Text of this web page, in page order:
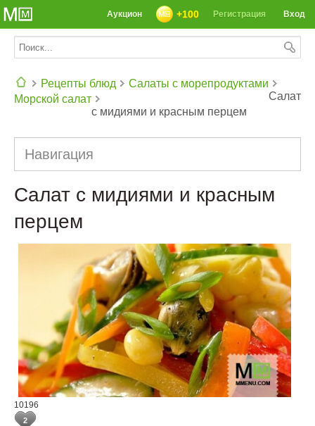
СЕГОДНЯ: 39142 РЕЦЕПТА
Вход
Регистрация
+100
Аукцион
Рецепты блюд
Салаты с морепродуктами
Морской салат
Салат
с мидиями и красным перцем
Навигация
Салат с мидиями и красным
перцем
10196
2